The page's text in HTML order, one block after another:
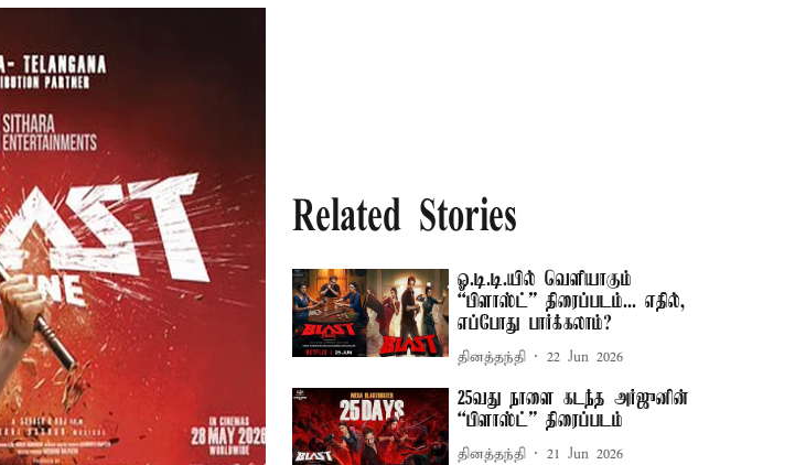
Related Stories
ஓ.டி.டி.யில் வெளியாகும்
“பிளாஸ்ட்” திரைப்படம்... எதில்,
எப்போது பார்க்கலாம்?
தினத்தந்தி 22 Jun 2026
25வது நாளை கடந்த அர்ஜுனின்
“பிளாஸ்ட்” திரைப்படம்
தினத்தந்தி 21 Jun 2026